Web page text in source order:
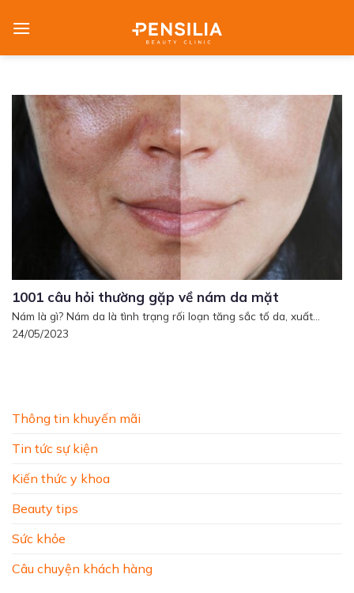
Thông tin khuyến mãi
Tin tức sự kiện
Kiến thức y khoa
Beauty tips
Sức khỏe
Câu chuyện khách hàng
1001 câu hỏi thường gặp về nám da mặt
Nám là gì? Nám da là tình trạng rối loạn tăng sắc tố da, xuất...
24/05/2023